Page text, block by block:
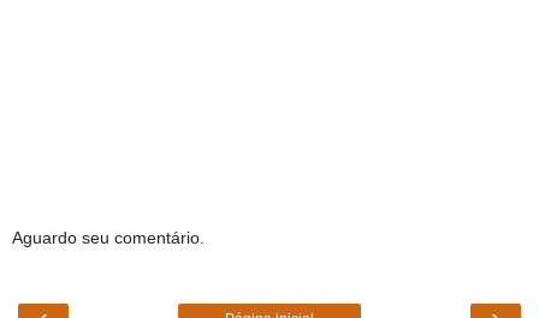
Aguardo seu comentário.